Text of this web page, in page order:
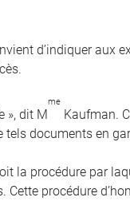
d’indiquer aux
», dit M
me
Kaufman.
tels documents en
la procédure par
procédure